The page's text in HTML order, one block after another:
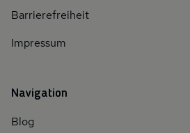
Barrierefreiheit
Impressum
Navigation
Blog